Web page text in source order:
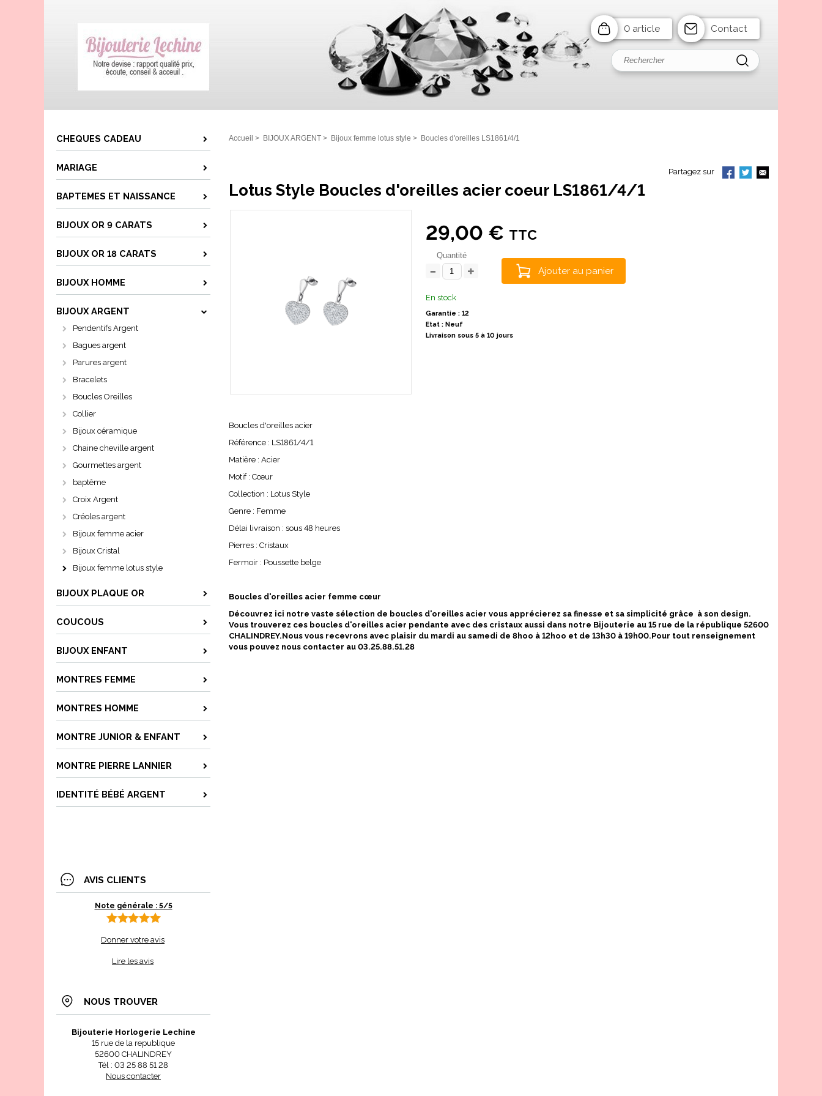
0 article Contact
CHEQUES CADEAU
MARIAGE
BAPTEMES ET NAISSANCE
BIJOUX OR 9 CARATS
BIJOUX OR 18 CARATS
BIJOUX HOMME
BIJOUX ARGENT
Pendentifs Argent
Bagues argent
Parures argent
Bracelets
Boucles Oreilles
Collier
Bijoux céramique
Chaine cheville argent
Gourmettes argent
baptême
Croix Argent
Créoles argent
Bijoux femme acier
Bijoux Cristal
Bijoux femme lotus style
BIJOUX PLAQUE OR
COUCOUS
BIJOUX ENFANT
MONTRES FEMME
MONTRES HOMME
MONTRE JUNIOR & ENFANT
MONTRE PIERRE LANNIER
IDENTITÉ BÉBÉ ARGENT
AVIS CLIENTS
Note générale : 5/5
Donner votre avis
Lire les avis
NOUS TROUVER
Bijouterie Horlogerie Lechine
15 rue de la republique
52600 CHALINDREY
Tél : 03 25 88 51 28
Nous contacter
Accueil > BIJOUX ARGENT > Bijoux femme lotus style > Boucles d'oreilles LS1861/4/1
Partagez sur
Lotus Style Boucles d'oreilles acier coeur LS1861/4/1
29,00 € TTC
Quantité
Ajouter au panier
En stock
Garantie : 12
Etat : Neuf
Livraison sous 5 à 10 jours
Boucles d'oreilles acier
Référence : LS1861/4/1
Matière : Acier
Motif : Cœur
Collection : Lotus Style
Genre : Femme
Délai livraison : sous 48 heures
Pierres : Cristaux
Fermoir : Poussette belge
Boucles d'oreilles acier femme cœur
Découvrez ici notre vaste sélection de boucles d'oreilles acier vous apprécierez sa finesse et sa simplicité grâce à son design.
Vous trouverez ces boucles d'oreilles acier pendante avec des cristaux aussi dans notre Bijouterie au 15 rue de la république 52600
CHALINDREY.Nous vous recevrons avec plaisir du mardi au samedi de 8hoo à 12hoo et de 13h30 à 19h00.Pour tout renseignement
vous pouvez nous contacter au 03.25.88.51.28